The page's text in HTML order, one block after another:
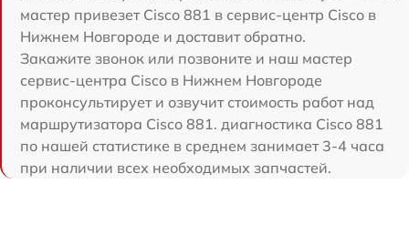
мастер привезет Cisco 881 в сервис-центр Cisco в
Нижнем Новгороде и доставит обратно.
Закажите звонок или позвоните и наш мастер
сервис-центра Cisco в Нижнем Новгороде
проконсультирует и озвучит стоимость работ над
маршрутизатора Cisco 881. диагностика Cisco 881
по нашей статистике в среднем занимает 3-4 часа
при наличии всех необходимых запчастей.